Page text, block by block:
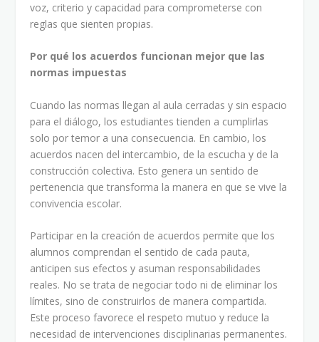
voz, criterio y capacidad para comprometerse con
reglas que sienten propias.
Por qué los acuerdos funcionan mejor que las
normas impuestas
Cuando las normas llegan al aula cerradas y sin espacio
para el diálogo, los estudiantes tienden a cumplirlas
solo por temor a una consecuencia. En cambio, los
acuerdos nacen del intercambio, de la escucha y de la
construcción colectiva. Esto genera un sentido de
pertenencia que transforma la manera en que se vive la
convivencia escolar.
Participar en la creación de acuerdos permite que los
alumnos comprendan el sentido de cada pauta,
anticipen sus efectos y asuman responsabilidades
reales. No se trata de negociar todo ni de eliminar los
límites, sino de construirlos de manera compartida.
Este proceso favorece el respeto mutuo y reduce la
necesidad de intervenciones disciplinarias permanentes.